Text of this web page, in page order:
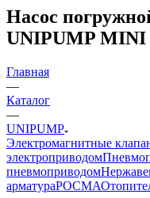
Насос
UNIPUMP MINI
Главная
—
Каталог
—
UNIPUMP
Электромагнитные
электроприводом
пневмоприводом
арматураРОСМА